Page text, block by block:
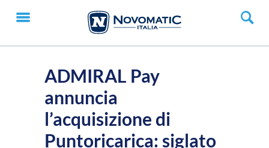
ADMIRAL Pay
annuncia
l’acquisizione di
Puntoricarica: siglato